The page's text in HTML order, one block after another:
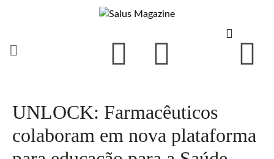
UNLOCK: Farmacêuticos
colaboram em nova plataforma